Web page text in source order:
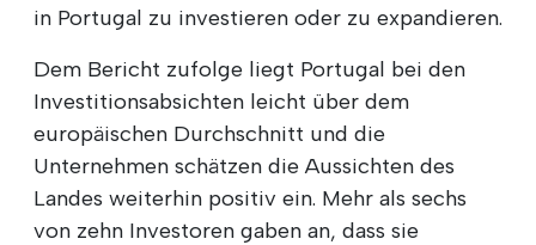
in Portugal zu investieren oder zu expandieren.
Dem Bericht zufolge liegt Portugal bei den
Investitionsabsichten leicht über dem
europäischen Durchschnitt und die
Unternehmen schätzen die Aussichten des
Landes weiterhin positiv ein. Mehr als sechs
von zehn Investoren gaben an, dass sie